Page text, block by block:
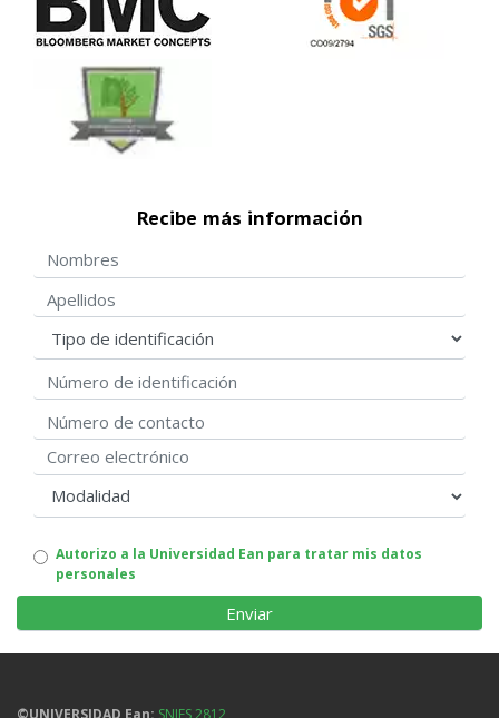
Recibe más información
Nombres
Apellidos
Tipo de identificación
Número de identificación
Número de contacto
Correo electrónico
modalidad
Autorizo
uso
de
Autorizo a la Universidad Ean para tratar mis datos
personales